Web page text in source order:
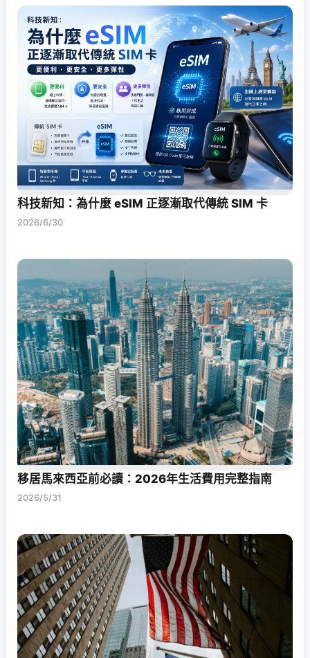
科技新知：為什麼 eSIM 正逐漸取代傳統 SIM 卡
2026/6/30
移居馬來西亞前必讀：2026年生活費用完整指南
2026/5/31